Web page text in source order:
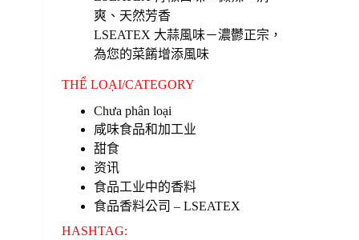
爽、天然芳香
LSEATEX 大蒜風味－濃鬱正宗，
為您的菜餚增添風味
THỂ LOẠI/CATEGORY
Chưa phân loại
咸味食品和加工业
甜食
资讯
食品工业中的香料
食品香料公司 – LSEATEX
HASHTAG: